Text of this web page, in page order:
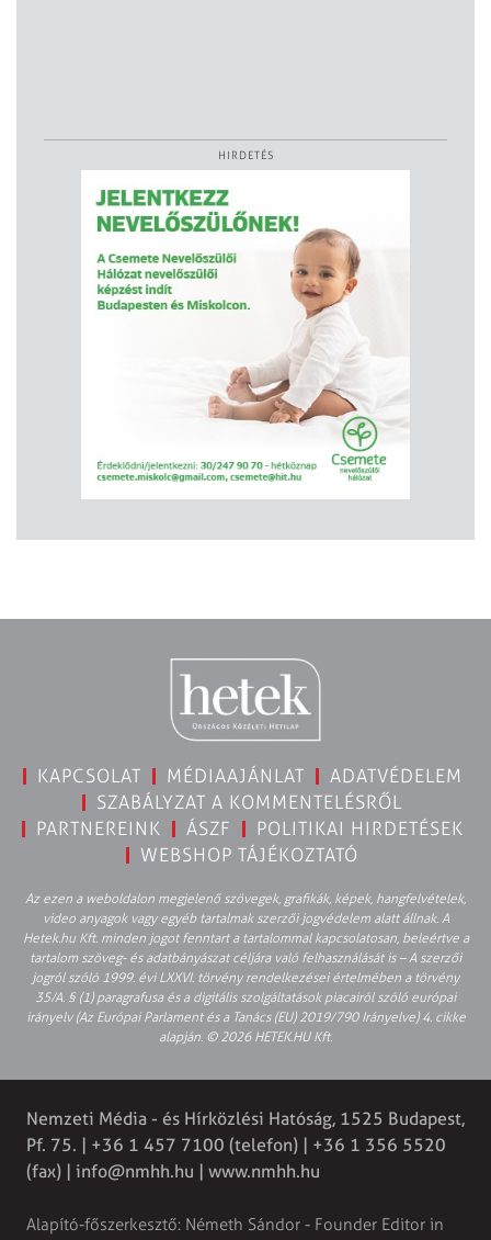
HIRDETÉS
KAPCSOLAT MÉDIAAJÁNLAT
ADATVÉDELEM
SZABÁLYZAT A KOMMENTELÉSRŐL
PARTNEREINK
ÁSZF
POLITIKAI HIRDETÉSEK
WEBSHOP TÁJÉKOZTATÓ
Az ezen a weboldalon megjelenő szövegek, grafikák, képek, hangfelvételek,
video anyagok vagy egyéb tartalmak szerzői jogvédelem alatt állnak. A
Hetek.hu Kft. minden jogot fenntart a tartalommal kapcsolatosan, beleértve a
tartalom szöveg- és adatbányászat céljára való felhasználását is – A szerzői
jogról szóló 1999. évi LXXVI. törvény rendelkezései értelmében a törvény
35/A. § (1) paragrafusa és a digitális szolgáltatások piacairól szóló európai
irányelv (Az Európai Parlament és a Tanács (EU) 2019/790 Irányelve) 4. cikke
alapján. © 2026 HETEK.HU Kft.
Nemzeti Média - és Hírközlési Hatóság, 1525 Budapest,
Pf. 75. | +36 1 457 7100 (telefon) | +36 1 356 5520
(fax) | info@nmhh.hu | www.nmhh.hu
Alapító-főszerkesztő: Németh Sándor - Founder Editor in